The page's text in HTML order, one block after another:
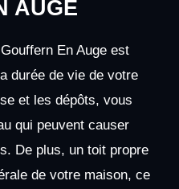
AUGE
En Auge est
durée de vie de votre
et les dépôts, vous
qui peuvent causer
De plus, un toit propre
de votre maison, ce